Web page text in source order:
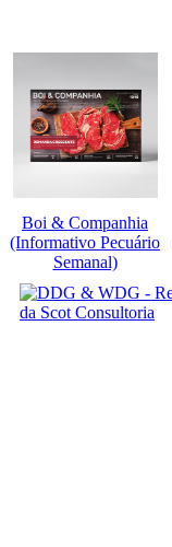
Boi & Companhia
(Informativo Pecuário
Semanal)